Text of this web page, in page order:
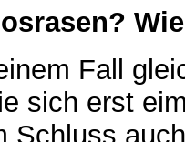
Fall
sich erst
Schluss